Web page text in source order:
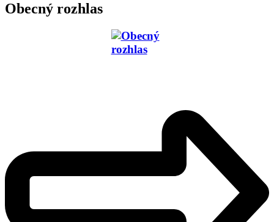
Obecný rozhlas